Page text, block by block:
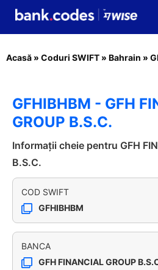
Acasă » Coduri SWIFT » Bahrain »
GFHIBHBM - GFH
GROUP B.S.C.
Informații cheie pentru GFH
B.S.C.
COD SWIFT
GFHIBHBM
BANCA
GFH FINANCIAL GROUP